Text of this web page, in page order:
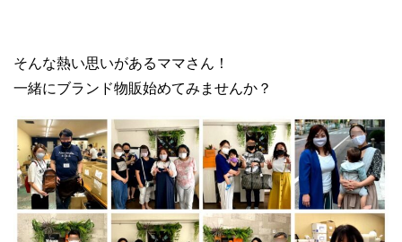
そんな熱い思いがあるママさん！
一緒にブランド物販始めてみませんか？